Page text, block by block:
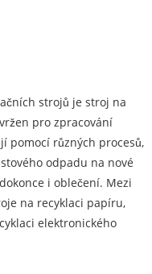
strojů je stroj na
pro zpracování
pomocí různých procesů,
odpadu na nové
i oblečení. Mezi
na recyklaci papíru,
elektronického